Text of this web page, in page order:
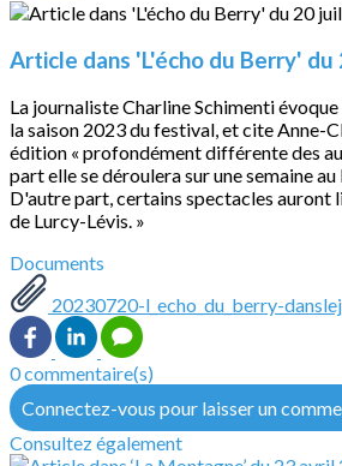
Article dans 'L'écho du Berry'
La journaliste Charline Schimenti
la saison 2023 du festival, et cite Anne-
édition « profondément différente des
part elle se déroulera sur une semaine
D'autre part, certains spectacles auront
de Lurcy-Lévis. »
Documents
20230720-l_echo_du_berry-
0 commentaire(s)
Connectez-vous pour laisser un
Consultez également